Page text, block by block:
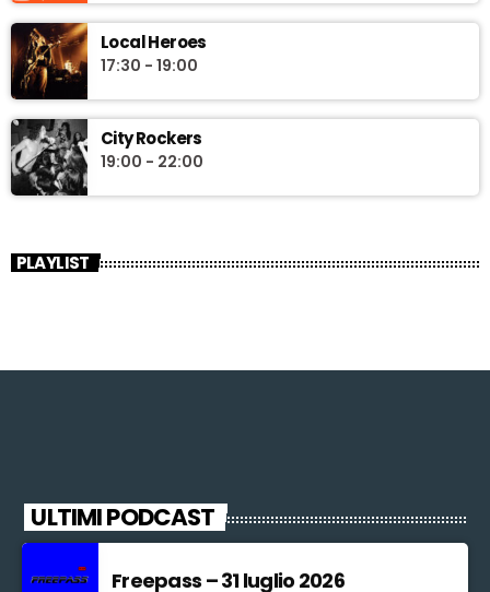
Local Heroes
17:30 - 19:00
City Rockers
19:00 - 22:00
PLAYLIST
ULTIMI PODCAST
Freepass – 31 luglio 2026